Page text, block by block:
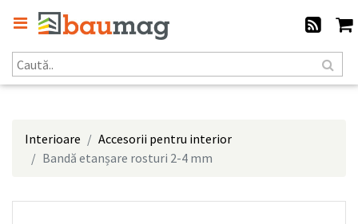
Interioare
Accesorii pentru interior
Bandă etanșare rosturi 2-4 mm